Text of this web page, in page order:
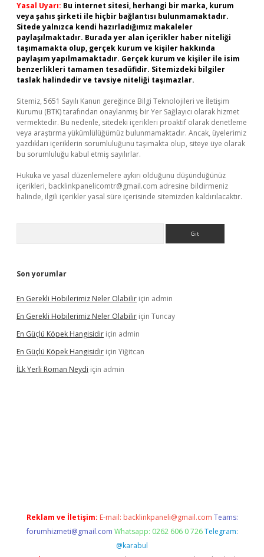
Yasal Uyarı: Bu internet sitesi, herhangi bir marka, kurum
veya şahıs şirketi ile hiçbir bağlantısı bulunmamaktadır.
Sitede yalnızca kendi hazırladığımız makaleler
paylaşılmaktadır. Burada yer alan içerikler haber niteliği
taşımamakta olup, gerçek kurum ve kişiler hakkında
paylaşım yapılmamaktadır. Gerçek kurum ve kişiler ile isim
benzerlikleri tamamen tesadüfidir. Sitemizdeki bilgiler
taslak halindedir ve tavsiye niteliği taşımazlar.
Sitemiz, 5651 Sayılı Kanun gereğince Bilgi Teknolojileri ve İletişim
Kurumu (BTK) tarafından onaylanmış bir Yer Sağlayıcı olarak hizmet
vermektedir. Bu nedenle, sitedeki içerikleri proaktif olarak denetleme
veya araştırma yükümlülüğümüz bulunmamaktadır. Ancak, üyelerimiz
yazdıkları içeriklerin sorumluluğunu taşımakta olup, siteye üye olarak
bu sorumluluğu kabul etmiş sayılırlar.
Hukuka ve yasal düzenlemelere aykırı olduğunu düşündüğünüz
içerikleri, backlinkpanelicomtr@gmail.com adresine bildirmeniz
halinde, ilgili içerikler yasal süre içerisinde sitemizden kaldırılacaktır.
Son yorumlar
En Gerekli Hobilerimiz Neler Olabilir için admin
En Gerekli Hobilerimiz Neler Olabilir için Tuncay
En Güçlü Köpek Hangisidir için admin
En Güçlü Köpek Hangisidir için Yiğitcan
İLk Yerli Roman Neydi için admin
Reklam ve İletişim: E-mail: backlinkpaneli@gmail.com Teams:
forumhizmeti@gmail.com Whatsapp: 0262 606 0 726 Telegram:
@karabul